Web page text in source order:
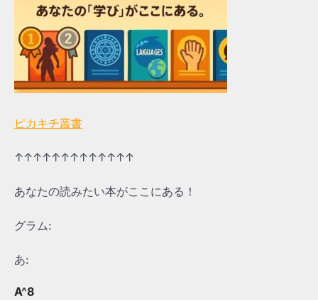
ピカキチ叢書
↑↑↑↑↑↑↑↑↑↑↑↑↑
あなたの読みたい本がここにある！
グラム:
あ:
A^8